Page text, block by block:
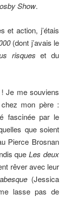
Show.
et action, j’étais
(dont j’avais le
risques et du
Je me souviens
mon père :
fascinée par le
que soient
Pierce Brosnan
queLes deux
rêver avec leur
(Jessica
lasse pas de